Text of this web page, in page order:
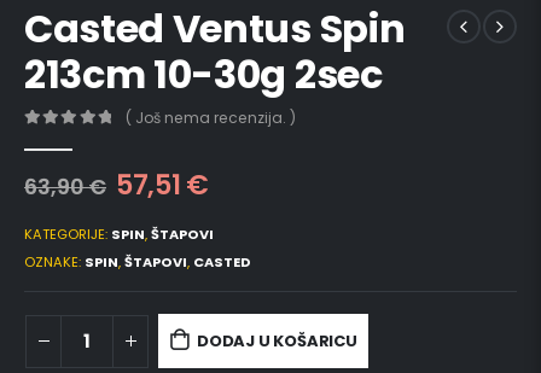
Casted Ventus Spin
213cm 10-30g 2sec
( Još nema recenzija. )
63,90€ 57,51€
KATEGORIJE: SPIN,ŠTAPOVI
OZNAKE: SPIN,ŠTAPOVI, CASTED
DODAJ U KOŠARICU